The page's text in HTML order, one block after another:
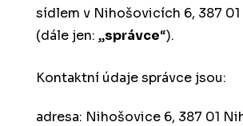
sídlem v Nihošovicích 6, 387
(dále jen: „správce“).
Kontaktní údaje správce jsou:
adresa: Nihošovice 6, 387 01